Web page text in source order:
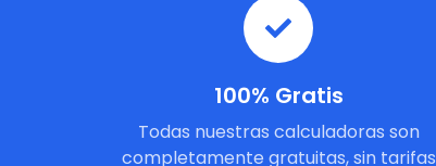
100% Gratis
Todas nuestras calculadoras son
completamente gratuitas, sin tarifas